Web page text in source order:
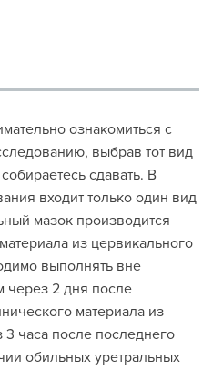
ознакомиться с
выбрав тот вид
сдавать. В
входит только один вид
мазок производится
из цервикального
выполнять вне
через 2 дня после
материала из
часа после последнего
обильных уретральных